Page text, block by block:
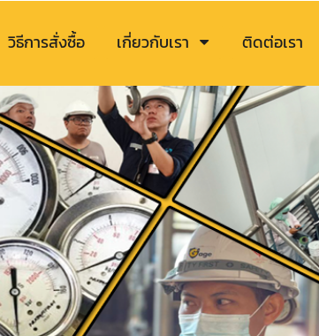
วิธีการสั่งซื้อ เกี่ยวกับเรา ติดต่อเรา